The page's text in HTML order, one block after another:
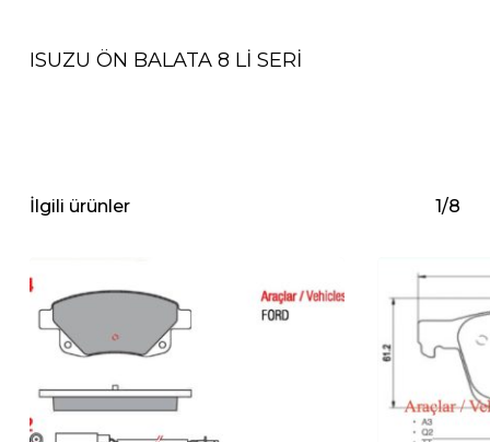
Sepetinizde ürün
bulunmuyor.
ISUZU ÖN BALATA 8 Lİ SERİ
İlgili ürünler 1/8